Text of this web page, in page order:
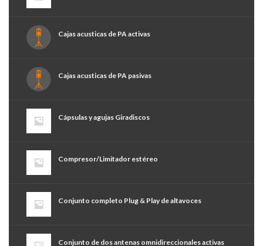
Cajas acusticas de PA activas
Cajas acusticas de PA pasivas
Cápsulas y agujas Giradiscos
Compresor/Limitador estéreo
Conjunto completo Plug & Play de altavoces
Conjunto de dos antenas omnidireccionales activas